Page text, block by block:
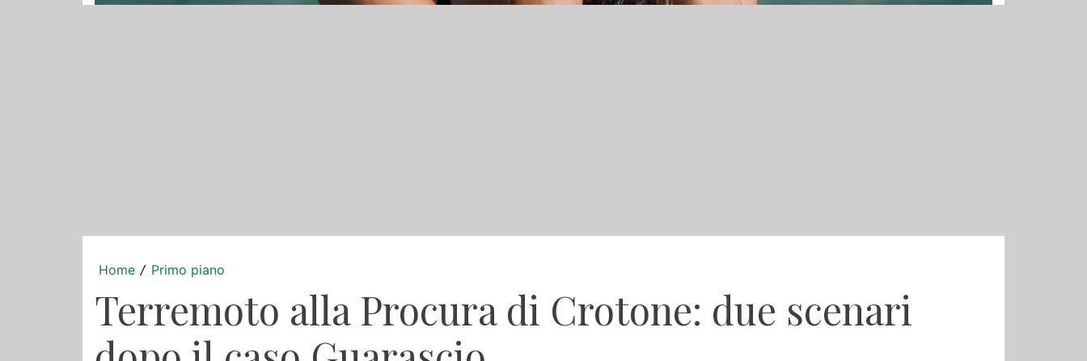
Home / Primo piano
Terremoto alla Procura di Crotone: due scenari